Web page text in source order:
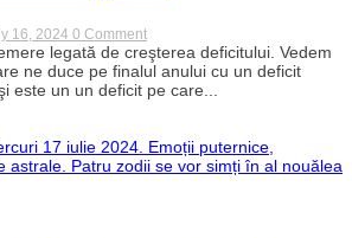
16, 2024 0 Commenton
Ce
se
întâmpla
şi
impozitele
legată de creşterea deficitului. Vedem
ne duce pe finalul anului cu un deficit
este un un deficit pe care...